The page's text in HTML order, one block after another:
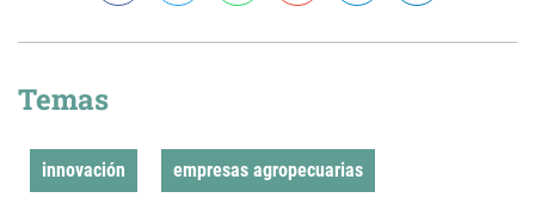
Temas
innovación empresas agropecuarias